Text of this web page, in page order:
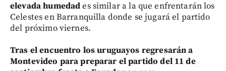
elevada humedades similar a la que enfrentarán los
Celestes en Barranquilla donde se jugará el partido
del próximo viernes.
Tras el encuentro los uruguayos regresarán a
Montevideo para preparar el partido del 11 de